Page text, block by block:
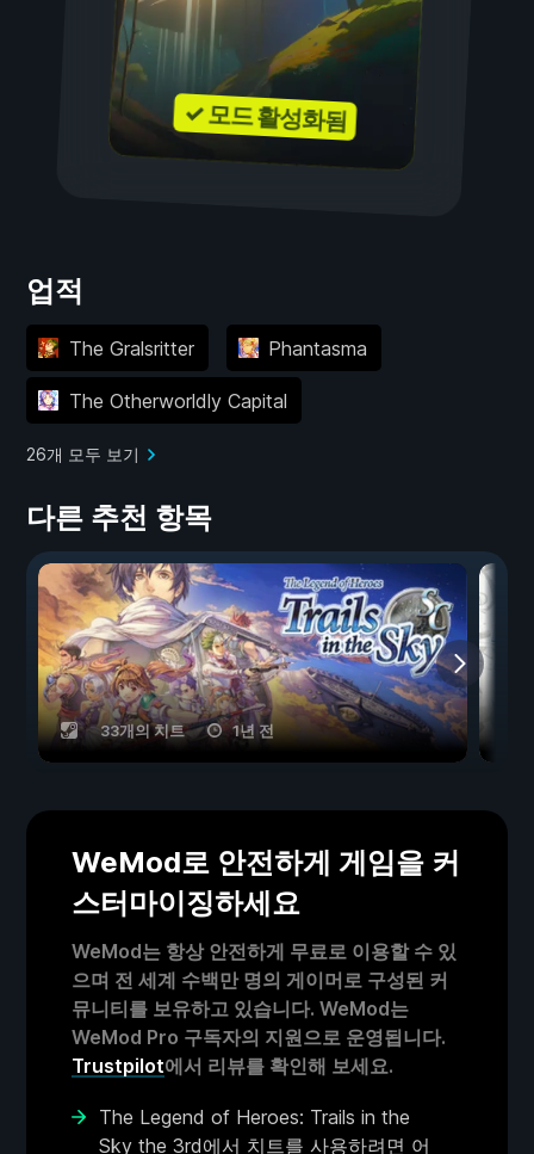
✓ 모드 활성화됨
업적
The Gralsritter Phantasma
The Otherworldly Capital
26개 모두 보기
다른 추천 항목
33개의 치트 1년 전
WeMod로 안전하게 게임을 커
스터마이징하세요
WeMod는 항상 안전하게 무료로 이용할 수 있
으며 전 세계 수백만 명의 게이머로 구성된 커
뮤니티를 보유하고 있습니다. WeMod는
WeMod Pro 구독자의 지원으로 운영됩니다.
Trustpilot에서 리뷰를 확인해 보세요.
The Legend of Heroes: Trails in the
Sky the 3rd에서 치트를 사용하려면 어